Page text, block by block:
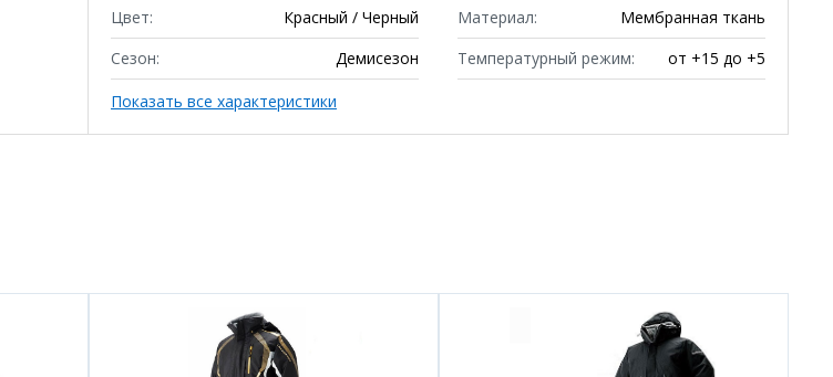
Цвет: Красный / Черный Материал:
Мембранная ткань
Сезон:
Демисезон Температурный режим: от +15 до +5
Показать все характеристики